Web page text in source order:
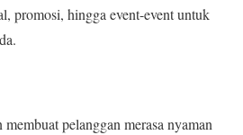
promosi, hingga event-event untuk
pelanggan merasa nyaman